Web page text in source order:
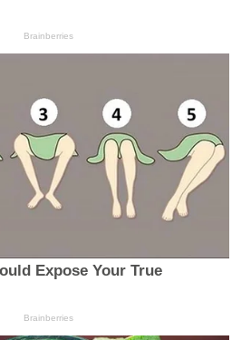
Brainberries
Expose Your True
Brainberries